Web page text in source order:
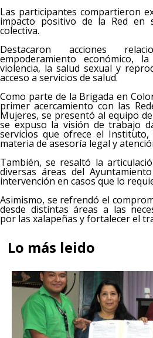
Las participantes compartieron
impacto positivo de la Red en
colectiva.
Destacaron acciones
empoderamiento económico,
violencia, la salud sexual y
acceso a servicios de salud.
Como parte de la Brigada en
primer acercamiento con las
Mujeres, se presentó al equipo
se expuso la visión de trabajo
servicios que ofrece el Instituto,
materia de asesoría legal y
También, se resaltó la
diversas áreas del
intervención en casos que lo
Asimismo, se refrendó el
desde distintas áreas a las
por las xalapeñas y fortalecer el
Lo más leido